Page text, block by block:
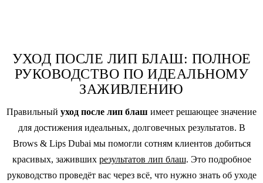
УХОД ПОСЛЕ ЛИП БЛАШ: ПОЛНОЕ
РУКОВОДСТВО ПО ИДЕАЛЬНОМУ
ЗАЖИВЛЕНИЮ
Правильный уход после лип блаш имеет решающее значение
для достижения идеальных, долговечных результатов. В
Brows & Lips Dubai мы помогли сотням клиентов добиться
красивых, заживших результатов лип блаш. Это подробное
руководство проведёт вас через всё, что нужно знать об уходе